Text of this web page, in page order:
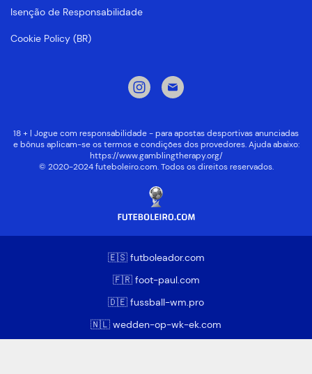
Isenção de Responsabilidade
Cookie Policy (BR)
18 + | Jogue com responsabilidade - para apostas desportivas anunciadas
e bônus aplicam-se os termos e condições dos provedores. Ajuda abaixo:
https://www.gamblingtherapy.org/
© 2020-2024 futeboleiro.com. Todos os direitos reservados.
🇪🇸 futboleador.com
🇫🇷 foot-paul.com
🇩🇪 fussball-wm.pro
🇳🇱 wedden-op-wk-ek.com